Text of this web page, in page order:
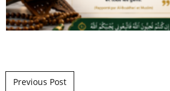
Post navigation
Previous Post